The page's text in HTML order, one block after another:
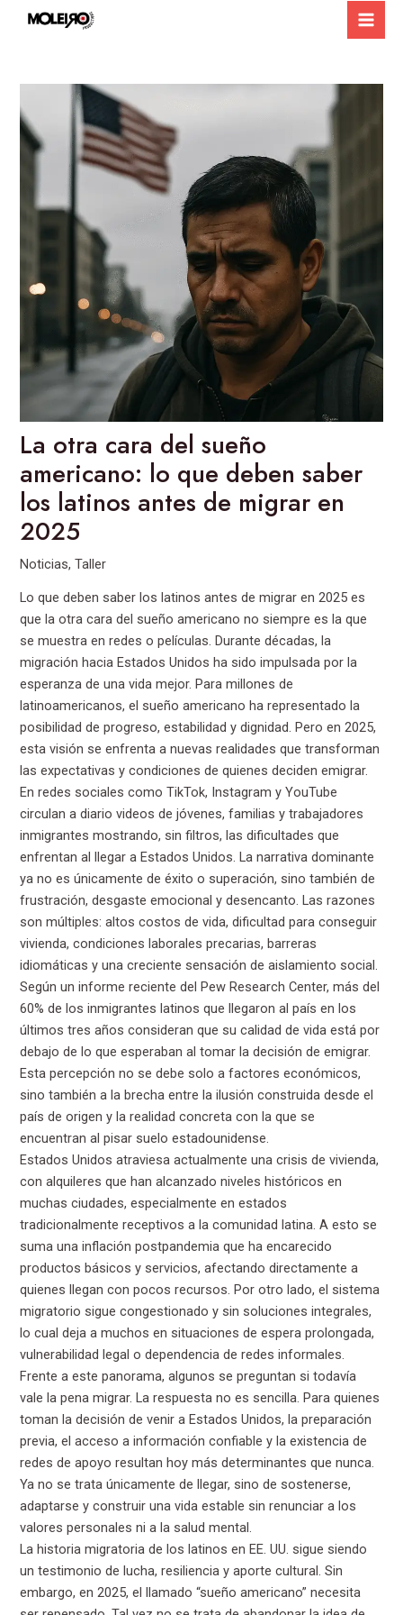
La otra cara del sueño
americano: lo que deben saber
los latinos antes de migrar en
2025
Noticias,Taller
Lo que deben saber los latinos antes de migrar en 2025 es
que la otra cara del sueño americano no siempre es la que
se muestra en redes o películas. Durante décadas, la
migración hacia Estados Unidos ha sido impulsada por la
esperanza de una vida mejor. Para millones de
latinoamericanos, el sueño americano ha representado la
posibilidad de progreso, estabilidad y dignidad. Pero en 2025,
esta visión se enfrenta a nuevas realidades que transforman
las expectativas y condiciones de quienes deciden emigrar.
En redes sociales como TikTok, Instagram y YouTube
circulan a diario videos de jóvenes, familias y trabajadores
inmigrantes mostrando, sin filtros, las dificultades que
enfrentan al llegar a Estados Unidos. La narrativa dominante
ya no es únicamente de éxito o superación, sino también de
frustración, desgaste emocional y desencanto. Las razones
son múltiples: altos costos de vida, dificultad para conseguir
vivienda, condiciones laborales precarias, barreras
idiomáticas y una creciente sensación de aislamiento social.
Según un informe reciente del Pew Research Center, más del
60% de los inmigrantes latinos que llegaron al país en los
últimos tres años consideran que su calidad de vida está por
debajo de lo que esperaban al tomar la decisión de emigrar.
Esta percepción no se debe solo a factores económicos,
sino también a la brecha entre la ilusión construida desde el
país de origen y la realidad concreta con la que se
encuentran al pisar suelo estadounidense.
Estados Unidos atraviesa actualmente una crisis de vivienda,
con alquileres que han alcanzado niveles históricos en
muchas ciudades, especialmente en estados
tradicionalmente receptivos a la comunidad latina. A esto se
suma una inflación postpandemia que ha encarecido
productos básicos y servicios, afectando directamente a
quienes llegan con pocos recursos. Por otro lado, el sistema
migratorio sigue congestionado y sin soluciones integrales,
lo cual deja a muchos en situaciones de espera prolongada,
vulnerabilidad legal o dependencia de redes informales.
Frente a este panorama, algunos se preguntan si todavía
vale la pena migrar. La respuesta no es sencilla. Para quienes
toman la decisión de venir a Estados Unidos, la preparación
previa, el acceso a información confiable y la existencia de
redes de apoyo resultan hoy más determinantes que nunca.
Ya no se trata únicamente de llegar, sino de sostenerse,
adaptarse y construir una vida estable sin renunciar a los
valores personales ni a la salud mental.
La historia migratoria de los latinos en EE. UU. sigue siendo
un testimonio de lucha, resiliencia y aporte cultural. Sin
embargo, en 2025, el llamado “sueño americano” necesita